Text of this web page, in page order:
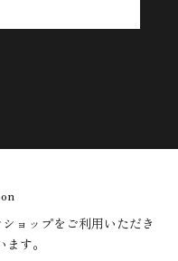
ョップをご利用いただき
す。